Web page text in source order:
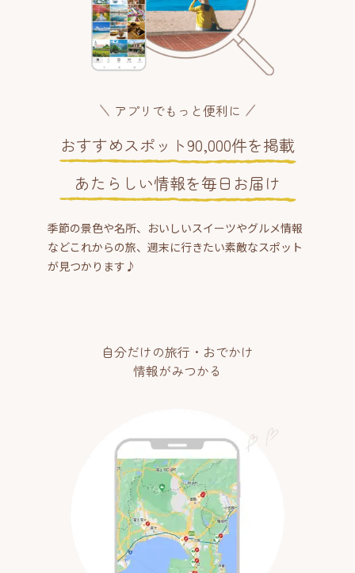
アプリでもっと便利に
おすすめスポット90,000件を掲載
あたらしい情報を毎日お届け
季節の景色や名所、おいしいスイーツやグルメ情報
などこれからの旅、週末に行きたい素敵なスポット
が見つかります♪
自分だけの旅行・おでかけ
情報がみつかる